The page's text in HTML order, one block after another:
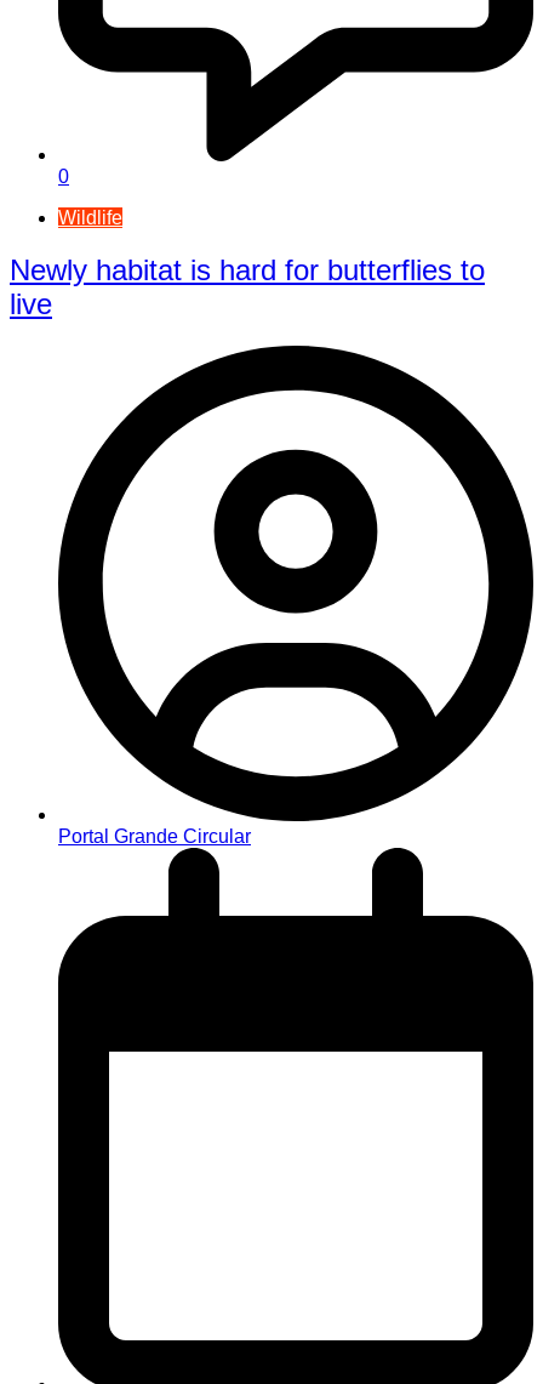
0
Wildlife
Newly habitat is hard for butterflies to
live
Portal Grande Circular